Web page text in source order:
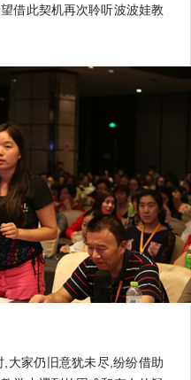
借此契机再次聆听波波娃教
家仍旧意犹未尽,纷纷借助